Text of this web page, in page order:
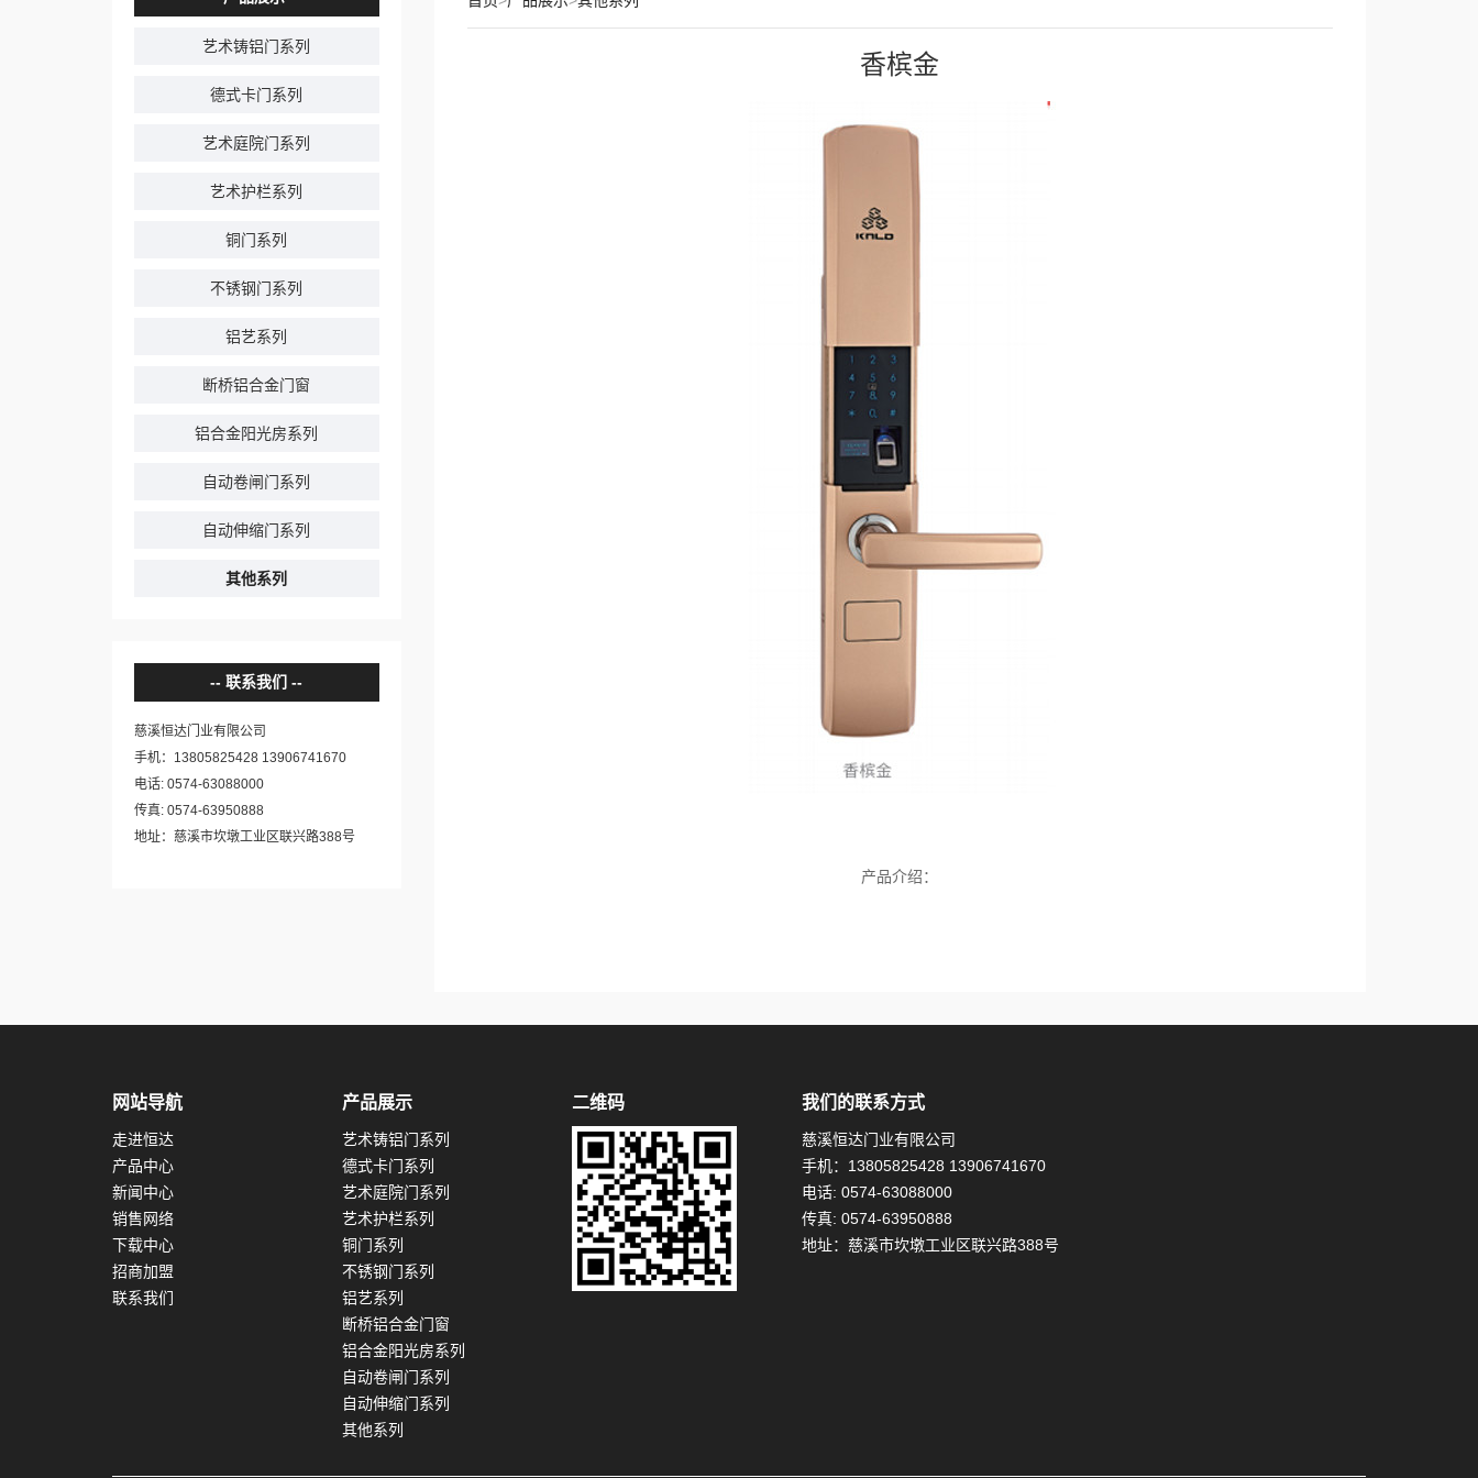
艺术铸铝门系列
德式卡门系列
艺术庭院门系列
艺术护栏系列
铜门系列
不锈钢门系列
铝艺系列
断桥铝合金门窗
铝合金阳光房系列
自动卷闸门系列
自动伸缩门系列
其他系列
联系我们
慈溪恒达门业有限公司
手机：13805825428 13906741670
电话: 0574-63088000
传真: 0574-63950888
地址：慈溪市坎墩工业区联兴路388号
香槟金
产品介绍：
网站导航
走进恒达
产品中心
新闻中心
销售网络
下载中心
招商加盟
联系我们
产品展示
艺术铸铝门系列
德式卡门系列
艺术庭院门系列
艺术护栏系列
铜门系列
不锈钢门系列
铝艺系列
断桥铝合金门窗
铝合金阳光房系列
自动卷闸门系列
自动伸缩门系列
其他系列
二维码 我们的联系方式
慈溪恒达门业有限公司
手机：13805825428 13906741670
电话: 0574-63088000
传真: 0574-63950888
地址：慈溪市坎墩工业区联兴路388号